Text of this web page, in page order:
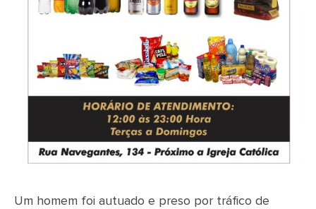
Um homem foi autuado e preso por tráfico de